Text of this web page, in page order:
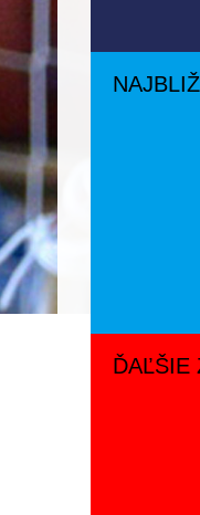
ĎAĽŠIE